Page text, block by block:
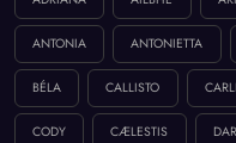
ANTONIA ANTONIETTA
BÉLA CALLISTO
CODY CÆLESTIS